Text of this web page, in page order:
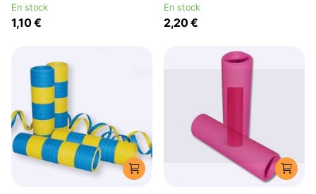
En stock
1,10 €
En stock
2,20 €